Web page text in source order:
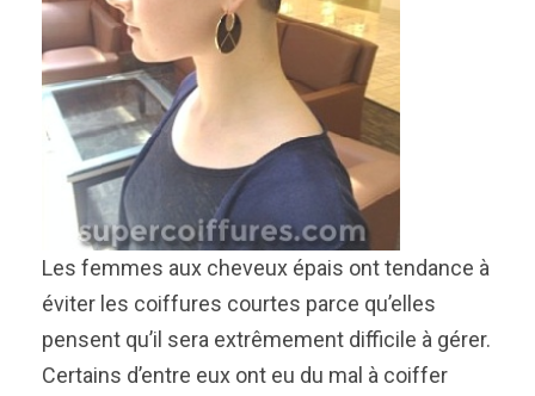
Les femmes aux cheveux épais ont tendance à
éviter les coiffures courtes parce qu’elles
pensent qu’il sera extrêmement difficile à gérer.
Certains d’entre eux ont eu du mal à coiffer